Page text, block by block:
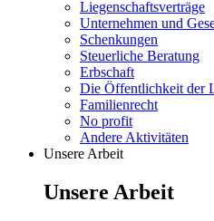
Liegenschaftsverträge
Unternehmen und
Schenkungen
Steuerliche Beratung
Erbschaft
Die Öffentlichkeit der
Familienrecht
No profit
Andere Aktivitäten
Unsere Arbeit
Unsere Arbeit